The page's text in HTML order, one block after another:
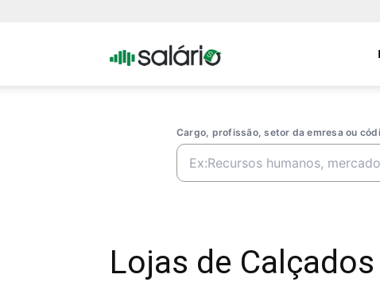
Portal
Cargo, profissão, setor da emresa ou
Lojas de